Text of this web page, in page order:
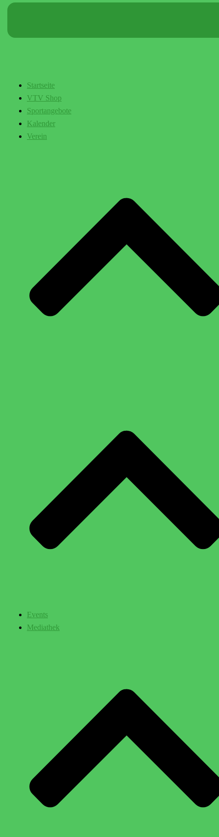
Startseite
VTV Shop
Sportangebote
Kalender
Verein
Events
Mediathek